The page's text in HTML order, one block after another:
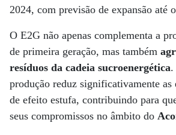
2024, com previsão de expansão até
O E2G não apenas complementa a
de primeira geração, mas também
resíduos da cadeia sucroenergética.
produção reduz significativamente as
de efeito estufa, contribuindo para
seus compromissos no âmbito do